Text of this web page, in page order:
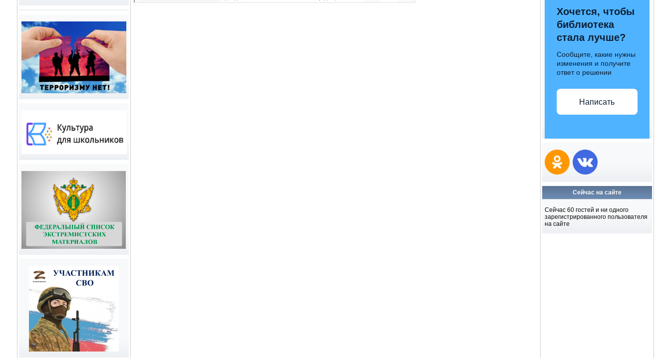
Хочется, чтобы
библиотека
стала лучше?
Сообщите, какие нужны
изменения и получите
ответ о решении
Написать
Сейчас на сайте
Сейчас 60 гостей и ни одного
зарегистрированного пользователя
на сайте